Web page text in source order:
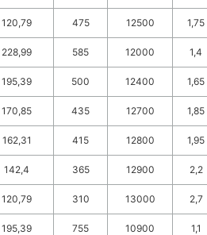
120,79 475 12500 1,75
228,99 585 12000 1,4
195,39 500 12400 1,65
170,85 435 12700 1,85
162,31 415 12800 1,95
142,4 365 12900 2,2
120,79 310 13000 2,7
195,39 755 10900 1,1